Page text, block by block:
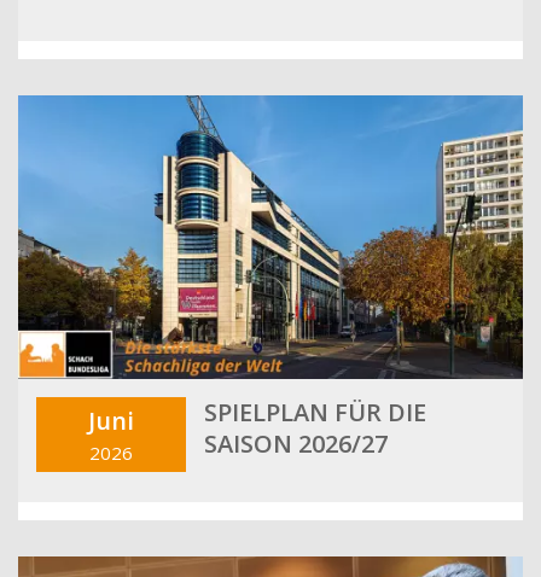
Juni
2026
SPIELPLAN FÜR DIE
SAISON 2026/27